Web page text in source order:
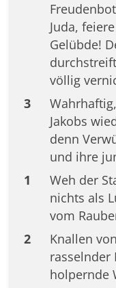
Juda,
Gelübde!
völlig
3
Jakobs
denn
und ihre
1
Weh der
nichts als
vom
2
Knallen
rasselnder
holpernde